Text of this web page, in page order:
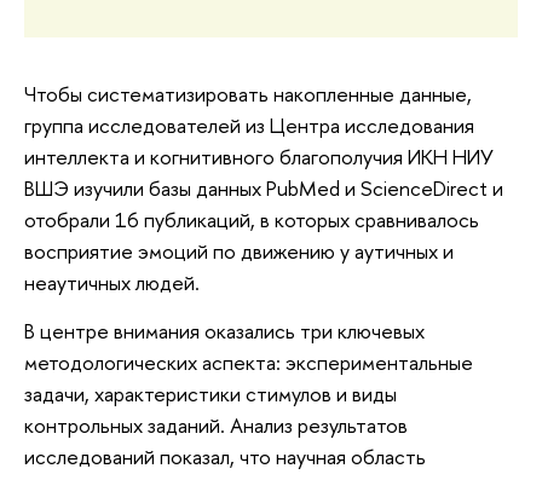
Чтобы систематизировать накопленные данные,
группа исследователей из Центра исследования
интеллекта и когнитивного благополучия ИКН НИУ
ВШЭ изучили базы данных PubMed и ScienceDirect и
отобрали 16 публикаций, в которых сравнивалось
восприятие эмоций по движению у аутичных и
неаутичных людей.
В центре внимания оказались три ключевых
методологических аспекта: экспериментальные
задачи, характеристики стимулов и виды
контрольных заданий. Анализ результатов
исследований показал, что научная область